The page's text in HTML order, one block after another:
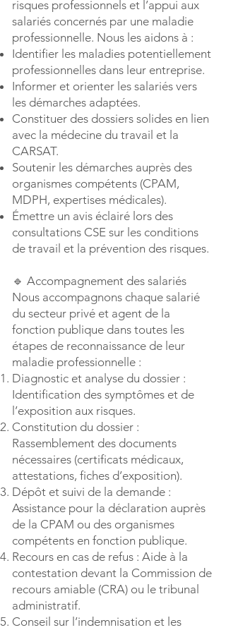
risques professionnels et l’appui aux
salariés concernés par une maladie
professionnelle. Nous les aidons à :
Identifier les maladies potentiellement
professionnelles dans leur entreprise.
Informer et orienter les salariés vers
les démarches adaptées.
Constituer des dossiers solides en lien
avec la médecine du travail et la
CARSAT.
Soutenir les démarches auprès des
organismes compétents (CPAM,
MDPH, expertises médicales).
Émettre un avis éclairé lors des
consultations CSE sur les conditions
de travail et la prévention des risques.
🔹 Accompagnement des salariés
Nous accompagnons chaque salarié
du secteur privé et agent de la
fonction publique dans toutes les
étapes de reconnaissance de leur
maladie professionnelle :
Diagnostic et analyse du dossier :
Identification des symptômes et de
l’exposition aux risques.
Constitution du dossier :
Rassemblement des documents
nécessaires (certificats médicaux,
attestations, fiches d’exposition).
Dépôt et suivi de la demande :
Assistance pour la déclaration auprès
de la CPAM ou des organismes
compétents en fonction publique.
Recours en cas de refus : Aide à la
contestation devant la Commission de
recours amiable (CRA) ou le tribunal
administratif.
Conseil sur l’indemnisation et les